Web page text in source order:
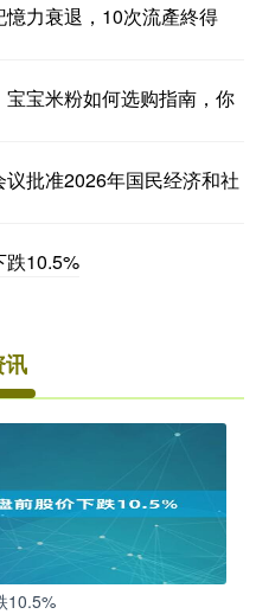
力衰退，10次流產終得
宝米粉如何选购指南，你
批准2026年国民经济和社
跌10.5%
讯
10.5%